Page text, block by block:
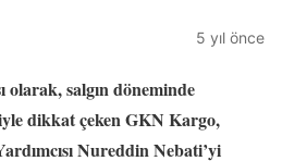
5 yıl önce
olarak, salgın döneminde
dikkat çeken GKN Kargo,
Nureddin Nebati’yi